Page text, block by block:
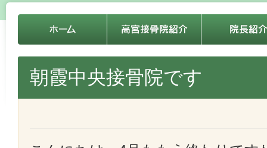
朝霞中央接骨院です